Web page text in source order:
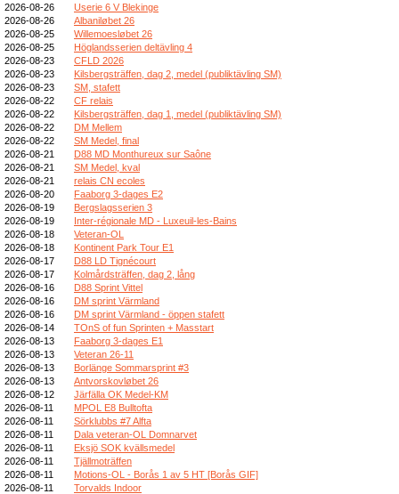
2026-08-26
Userie 6 V Blekinge
2026-08-26
Albaniløbet 26
2026-08-25
Willemoesløbet 26
2026-08-25
Höglandsserien deltävling 4
2026-08-23
CFLD 2026
2026-08-23
Kilsbergsträffen, dag 2, medel (publiktävling SM)
2026-08-23
SM, stafett
2026-08-22
CF relais
2026-08-22
Kilsbergsträffen, dag 1, medel (publiktävling SM)
2026-08-22
DM Mellem
2026-08-22
SM Medel, final
2026-08-21
D88 MD Monthureux sur Saône
2026-08-21
SM Medel, kval
2026-08-21
relais CN ecoles
2026-08-20
Faaborg 3-dages E2
2026-08-19
Bergslagsserien 3
2026-08-19
Inter-régionale MD - Luxeuil-les-Bains
2026-08-18
Veteran-OL
2026-08-18
Kontinent Park Tour E1
2026-08-17
D88 LD Tignécourt
2026-08-17
Kolmårdsträffen, dag 2, lång
2026-08-16
D88 Sprint Vittel
2026-08-16
DM sprint Värmland
2026-08-16
DM sprint Värmland - öppen stafett
2026-08-14
TOnS of fun Sprinten + Masstart
2026-08-13
Faaborg 3-dages E1
2026-08-13
Veteran 26-11
2026-08-13
Borlänge Sommarsprint #3
2026-08-13
Antvorskovløbet 26
2026-08-12
Järfälla OK Medel-KM
2026-08-11
MPOL E8 Bulltofta
2026-08-11
Sörklubbs #7 Alfta
2026-08-11
Dala veteran-OL Domnarvet
2026-08-11
Eksjö SOK kvällsmedel
2026-08-11
Tjällmoträffen
2026-08-11
Motions-OL - Borås 1 av 5 HT [Borås GIF]
2026-08-11
Torvalds Indoor